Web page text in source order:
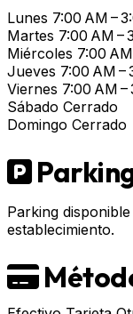
Lunes 7:00 AM –
Martes 7:00 AM –
Miércoles 7:00
Jueves 7:00 AM –
Viernes 7:00 AM –
Sábado Cerrado
Domingo Cerrado
Parking
establecimiento.